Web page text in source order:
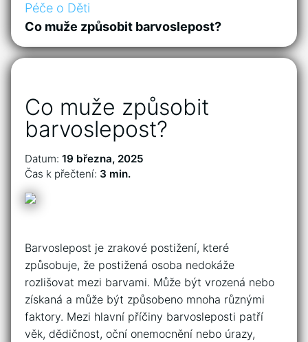
Péče o Děti
Co muže způsobit barvoslepost?
Co muže způsobit
barvoslepost?
Datum: 19 března, 2025
Čas k přečtení: 3 min.
Barvoslepost je zrakové postižení, které
způsobuje, že postižená osoba nedokáže
rozlišovat mezi barvami. Může být vrozená nebo
získaná a může být způsobeno mnoha různými
faktory. Mezi hlavní příčiny barvosleposti patří
věk, dědičnost, oční onemocnění nebo úrazy,